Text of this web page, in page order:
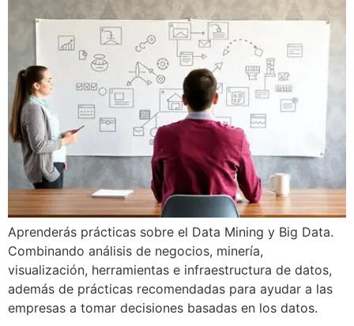
Aprenderás prácticas sobre el Data Mining y Big Data.
Combinando análisis de negocios, minería,
visualización, herramientas e infraestructura de datos,
además de prácticas recomendadas para ayudar a las
empresas a tomar decisiones basadas en los datos.